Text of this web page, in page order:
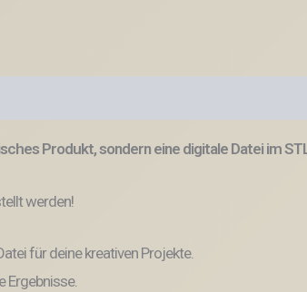
Produkt, sondern eine digitale Datei im
werden!
für deine kreativen Projekte.
Ergebnisse.